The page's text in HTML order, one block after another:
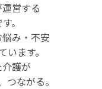
営する
。
み・不安
ます。
護が
つながる。